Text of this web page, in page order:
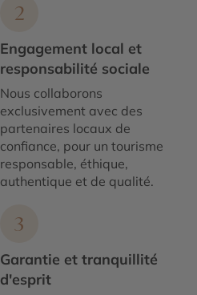
2
Engagement local et
responsabilité sociale
Nous collaborons
exclusivement avec des
partenaires locaux de
confiance, pour un tourisme
responsable, éthique,
authentique et de qualité.
3
Garantie et tranquillité
d'esprit